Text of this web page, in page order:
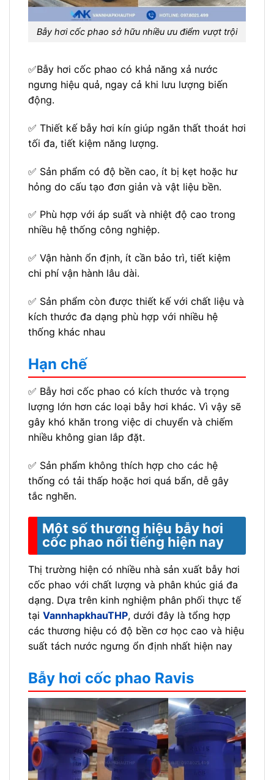
Bẫy hơi cốc phao sở hữu nhiều ưu điểm vượt trội
✅Bẫy hơi cốc phao có khả năng xả nước
ngưng hiệu quả, ngay cả khi lưu lượng biến
động.
✅ Thiết kế bẫy hơi kín giúp ngăn thất thoát hơi
tối đa, tiết kiệm năng lượng.
✅ Sản phẩm có độ bền cao, ít bị kẹt hoặc hư
hỏng do cấu tạo đơn giản và vật liệu bền.
✅ Phù hợp với áp suất và nhiệt độ cao trong
nhiều hệ thống công nghiệp.
✅ Vận hành ổn định, ít cần bảo trì, tiết kiệm
chi phí vận hành lâu dài.
✅ Sản phẩm còn được thiết kế với chất liệu và
kích thước đa dạng phù hợp với nhiều hệ
thống khác nhau
Hạn chế
✅ Bẫy hơi cốc phao có kích thước và trọng
lượng lớn hơn các loại bẫy hơi khác. Vì vậy sẽ
gây khó khăn trong việc di chuyển và chiếm
nhiều không gian lắp đặt.
✅ Sản phẩm không thích hợp cho các hệ
thống có tải thấp hoặc hơi quá bẩn, dễ gây
tắc nghẽn.
Một số thương hiệu bẫy hơi
cốc phao nổi tiếng hiện nay
Thị trường hiện có nhiều nhà sản xuất bẫy hơi
cốc phao với chất lượng và phân khúc giá đa
dạng. Dựa trên kinh nghiệm phân phối thực tế
tại VannhapkhauTHP, dưới đây là tổng hợp
các thương hiệu có độ bền cơ học cao và hiệu
suất tách nước ngưng ổn định nhất hiện nay
Bẫy hơi cốc phao Ravis